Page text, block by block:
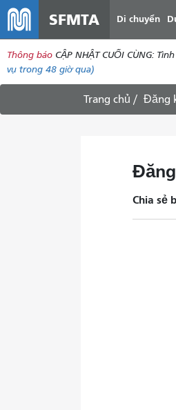
SFMTA Di chuyển
Thông báo CẬP NHẬT CUỐI CÙNG:
vụ trong 48 giờ qua)
Trang chủ Đăng
Chia sẻ